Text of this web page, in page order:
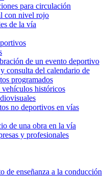
para circulación
con nivel rojo
de la vía
de un evento deportivo
consulta del calendario de
programados
vehículos históricos
no deportivos en vías
de una obra en la vía
y profesionales
de enseñanza a la conducción